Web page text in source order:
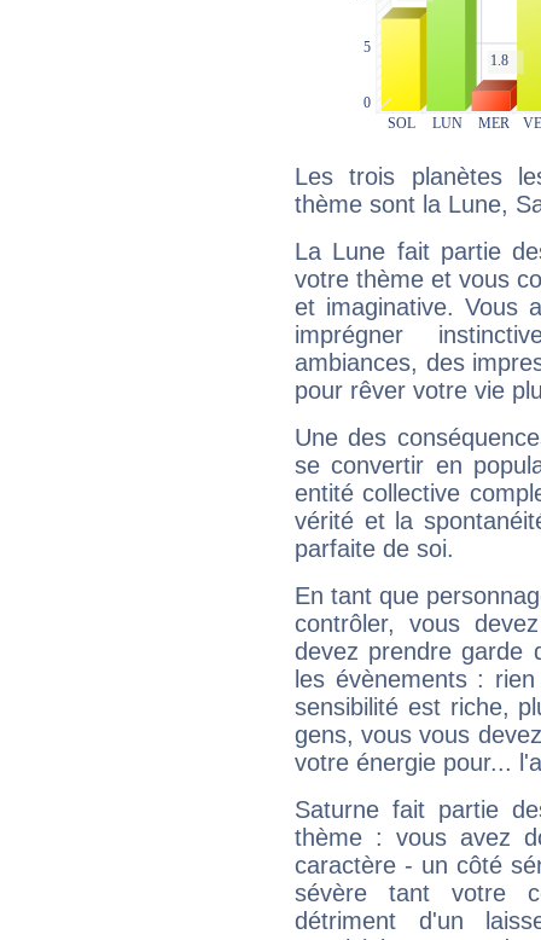
Les trois planètes
thème sont la Lune,
La Lune fait partie
votre thème et vous
et imaginative. Vous
imprégner
ambiances, des
pour rêver votre vie
Une des
se convertir en
entité collective
vérité et la
parfaite de soi.
En tant que
contrôler, vous
devez prendre garde
les évènements :
sensibilité est riche,
gens, vous vous
votre énergie pour...
Saturne fait partie
thème : vous avez
caractère - un côté
sévère tant votre
détriment d'un